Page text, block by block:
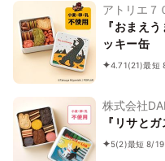
アトリエ７
『おまえ
ッキー缶
4.71(21)最短
株式会社
『リサと
5(2)最短 8/19